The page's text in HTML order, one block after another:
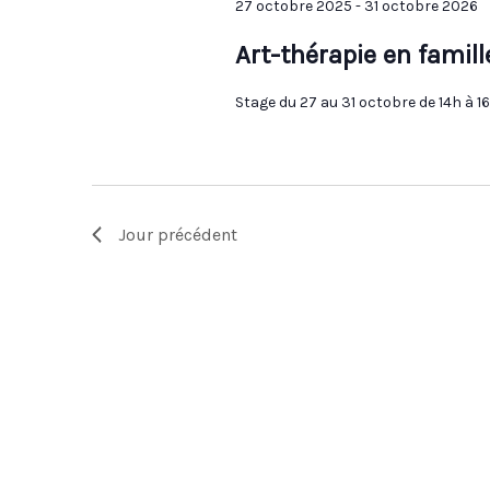
27 octobre 2025 - 31 octobre 2026
Art-thérapie en
Stage du 27 au 31 octobre de 14h à
Jour précédent